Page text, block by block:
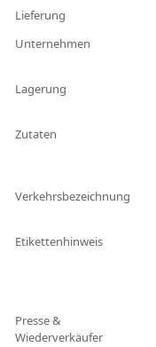
Lieferung
Unternehmen
Lagerung
Zutaten
Verkehrsbezeichnung
Etikettenhinweis
Presse &
Wiederverkäufer